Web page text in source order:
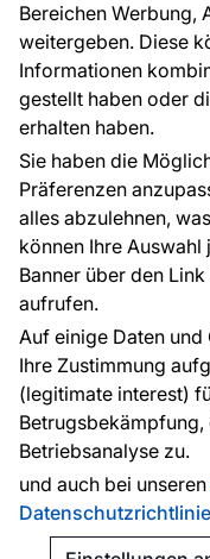
Bereichen Werbung,
weitergeben. Diese
Informationen
gestellt haben oder
erhalten haben.
Sie haben die
Präferenzen
alles abzulehnen,
können Ihre
Banner über den
aufrufen.
Auf einige Daten
Ihre Zustimmung
(legitimate interest)
Betriebsanalyse zu.
und auch bei unseren
Kontakt
Haben Sie Fragen?
und beraten Sie
+49 781
Zahlungsarten:
Die Zahlungen werden
© 2010 - 2026
Created:
Reklalink s.r.o.
Schutz